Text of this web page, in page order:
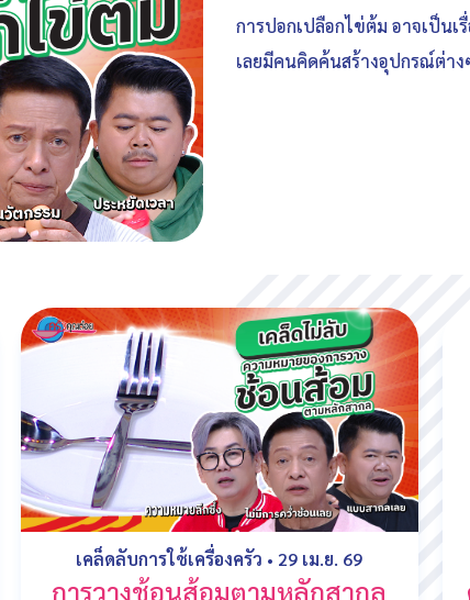
การปอกเปลือกไข่ต้ม อาจเป็น
เลยมีคนคิดค้นสร้างอุปกรณ์ต่า
เคล็ดลับการใช้เครื่องครัว • 29 เม.ย. 69
การวางช้อนส้อมตามหลักสากล